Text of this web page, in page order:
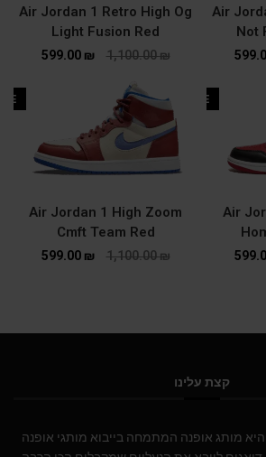
Air
Not
Air Jordan 1 Retro High Og
Light Fusion Red
1,100.00₪
599.00 ₪
SALE
Air
Air Jordan 1 High Zoom
Cmft Team Red
1,100.00₪
599.00 ₪
קצת עלינו
חברת BESTIESHOES היא מותג אופנה המתמחה בייבוא מותגי אופנה